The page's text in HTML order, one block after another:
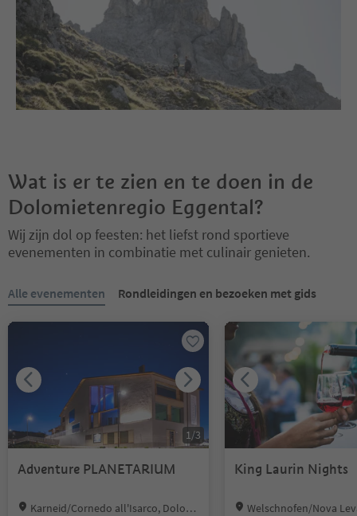
Wat is er te zien en te doen in de
Dolomietenregio Eggental?
Wij zijn dol op feesten: het liefst rond sportieve
evenementen in combinatie met culinair genieten.
Alle evenementen Rondleidingen en bezoeken met gids
1 /3
Adventure PLANETARIUM
Location:
Karneid/Cornedo all'Isarco, Dolomi
King Laurin Nights
Location:
Welschnofen/Nova